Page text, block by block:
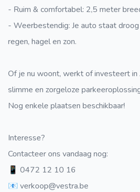
- Ruim & comfortabel: 2,5 meter
- Weerbestendig: Je auto staat
regen, hagel en zon.
Of je nu woont, werkt of investeert in
slimme en zorgeloze
Nog enkele plaatsen beschikbaar!
Interesse?
Contacteer ons vandaag nog:
📱 0472 12 10 16
📧 verkoop@vestra.be